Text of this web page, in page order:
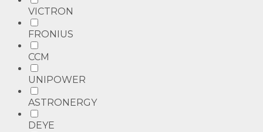
VICTRON
FRONIUS
CCM
UNIPOWER
ASTRONERGY
DEYE